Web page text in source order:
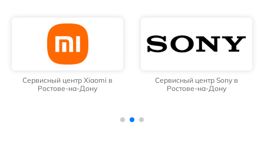
Сервисный центр Xiaomi в
Ростове-на-Дону
Сервисный центр Sony в
Ростове-на-Дону